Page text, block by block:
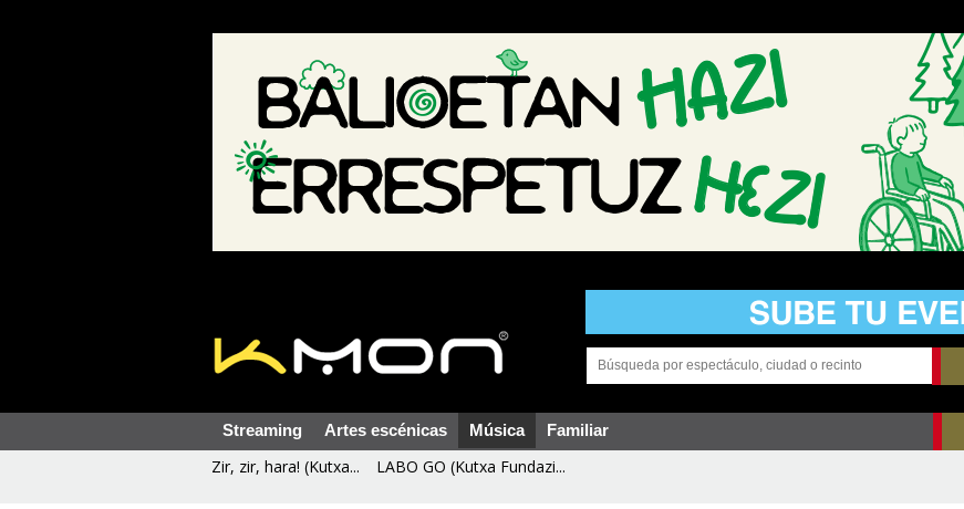
Streaming Artes escénicas Música Familiar
Zir, zir, hara! (Kutxa... LABO GO (Kutxa Fundazi...